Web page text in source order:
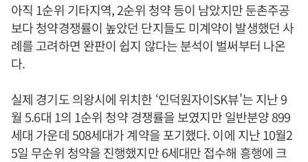
아직 1순위 기타지역, 2순위 청약 등이 남았지만 둔촌주공
보다 청약경쟁률이 높았던 단지들도 미계약이 발생했던 사
례를 고려하면 완판이 쉽지 않다는 분석이 벌써부터 나온
다.
실제 경기도 의왕시에 위치한 ‘인덕원자이SK뷰'는 지난 9
월 5.6대 1의 1순위 청약 경쟁률을 보였지만 일반분양 899
세대 가운데 508세대가 계약을 포기했다. 이에 지난 10월2
5일 무순위 청약을 진행했지만 6세대만 접수해 흥행에 크